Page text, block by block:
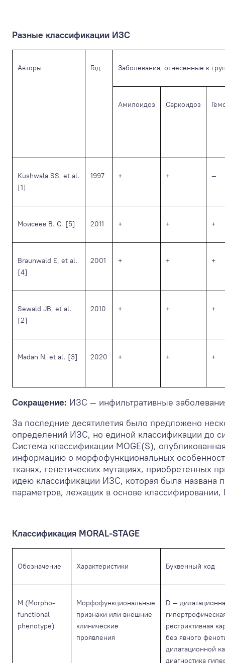
Разные классификации ИЗС
Авторы Год Заболевания, отнесенные к
Амилоидоз Саркоидоз
Kushwala SS, et al.
[1]
1997 + + —
Моисеев В. С. [5] 2011 + + +
Braunwald E, et al.
[4]
2001 + + +
Sewald JB, et al.
[2]
2010 + + +
Madan N, et al. [3] 2020 + + +
Сокращение: ИЗС — инфильтративные
За последние десятилетия было предложено
определений ИЗС, но единой классификации до
Система классификации MOGE(S),
информацию о морфофункциональных
тканях, генетических мутациях, приобретенных
идею классификации ИЗС, которая была названа
параметров, лежащих в основе классифировании,
Классификация MORAL-STAGE
Обозначение Характеристики Буквенный код
M (Morpho-
functional
phenotype)
Морфофункциональные
признаки или внешние
клинические
проявления
D —
рестриктивная
без явного
дилатационной
диагностика